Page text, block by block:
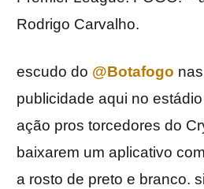
Rodrigo Carvalho.
escudo do @Botafogo
publicidade aqui no
ação pros torcedores do
baixarem um aplicativo
a rosto de preto e branco.